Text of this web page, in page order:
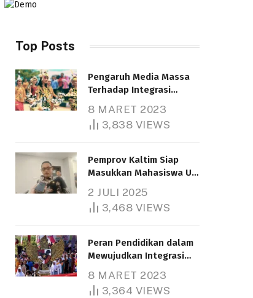
Top Posts
Pengaruh Media Massa
Terhadap Integrasi
8 MARET 2023
3,838 VIEWS
Pemprov Kaltim Siap
Masukkan Mahasiswa UT
Bantuan Pendidikan
Gratispol
2 JULI 2025
3,468 VIEWS
Peran Pendidikan dalam
Mewujudkan Integrasi
8 MARET 2023
3,364 VIEWS